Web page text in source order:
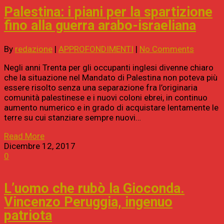
Palestina: i piani per la spartizione
fino alla guerra arabo-israeliana
By redazione | APPROFONDIMENTI | No Comments
Negli anni Trenta per gli occupanti inglesi divenne chiaro
che la situazione nel Mandato di Palestina non poteva più
essere risolto senza una separazione fra l’originaria
comunità palestinese e i nuovi coloni ebrei, in continuo
aumento numerico e in grado di acquistare lentamente le
terre su cui stanziare sempre nuovi…
Read More
Dicembre 12, 2017
0
L’uomo che rubò la Gioconda.
Vincenzo Peruggia, ingenuo
patriota